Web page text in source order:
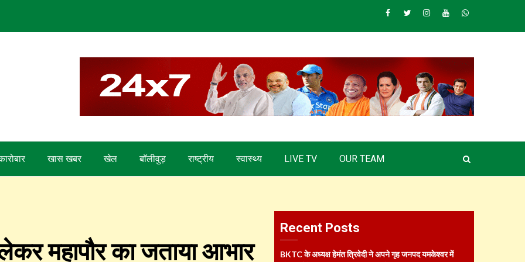
Facebook
TwitterInstagram
YoutubeWhatsapp
खास खबर खेल बाॅलीवुड़ राष्ट्रीय स्वास्थ्य LIVE TV OUR TEAM
महापौर का जताया आभार
Recent Posts
BKTC के अध्यक्ष हेमंत त्रिवेदी ने अपने गृह जनपद यमकेश्वर में